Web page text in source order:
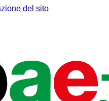
del sito